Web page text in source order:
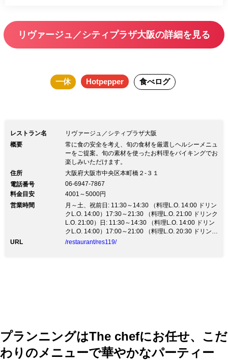
リヴァージュ／シティプラザ大阪の詳細を見る
一休 Hotpepper 食べログ
レストラン名
リヴァージュ／シティプラザ大阪
概要
常に食の安全を考え、旬の食材を厳選しヘルシーメニュ
ーをご提案。旬の素材を使ったお料理をバイキングでお
楽しみいただけます。
住所
大阪府大阪市中央区本町橋２‐３１
電話番号
06-6947-7867
料金目安
4001～5000円
営業時間
月～土、祝前日: 11:30～14:30 （料理L.O. 14:00 ドリン
クL.O. 14:00）17:30～21:30 （料理L.O. 21:00 ドリンク
L.O. 21:00）日: 11:30～14:30 （料理L.O. 14:00 ドリン
クL.O. 14:00）17:00～21:00 （料理L.O. 20:30 ドリンク
L.O. 20:30）祝日: 11:30～14:30 （料理L.O. 14:00 ドリ
URL /restaurant/res119/
プランニングはThe chefにお任せ、こだ
わりのメニューで華やかなパーティー